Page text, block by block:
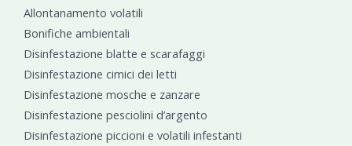
Allontanamento volatili
Bonifiche ambientali
Disinfestazione blatte e scarafaggi
Disinfestazione cimici dei letti
Disinfestazione mosche e zanzare
Disinfestazione pesciolini d’argento
Disinfestazione piccioni e volatili infestanti